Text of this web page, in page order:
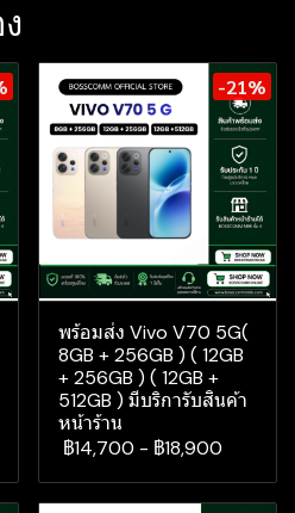
-21%
พร้อมส่ง Vivo V70 5G(
8GB + 256GB ) ( 12GB
+ 256GB ) ( 12GB +
512GB ) มีบริการับสินค้า
หน้าร้าน
฿14,700 - ฿18,900